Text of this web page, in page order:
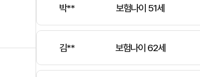
박** 보험나이 51세
김** 보험나이 62세